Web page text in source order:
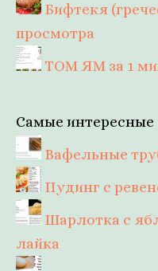
Бифтекя
просмотра
ТОМ ЯМ за 1
Самые интересные
Вафельные
Пудинг с
Шарлотка с
лайка